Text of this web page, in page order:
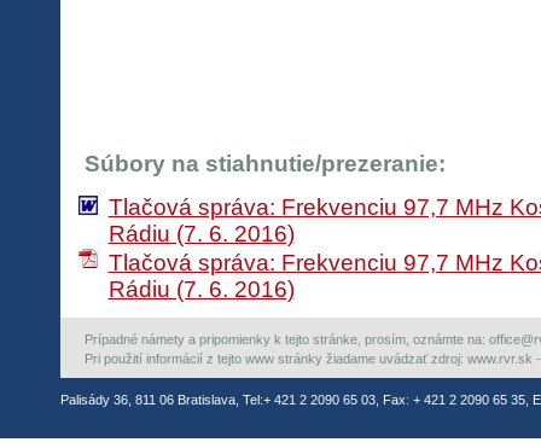
Súbory na stiahnutie/prezeranie:
Tlačová správa: Frekvenciu 97,7 MHz
Rádiu (7. 6. 2016)
Tlačová správa: Frekvenciu 97,7 MHz
Rádiu (7. 6. 2016)
Prípadné námety a pripomienky k tejto stránke, prosím, oznámte na:
Pri použití informácií z tejto www stránky žiadame uvádzať zdroj: www.rvr.sk
Palisády 36, 811 06 Bratislava, Tel:+ 421 2 2090 65 03, Fax: + 421 2 2090 65 35,